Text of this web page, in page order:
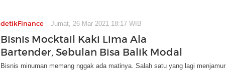
detikFinance Jumat, 26 Mar 2021 18:17 WIB
Bisnis Mocktail Kaki Lima Ala
Bartender, Sebulan Bisa Balik Modal
Bisnis minuman memang nggak ada matinya. Salah satu yang lagi menjamur